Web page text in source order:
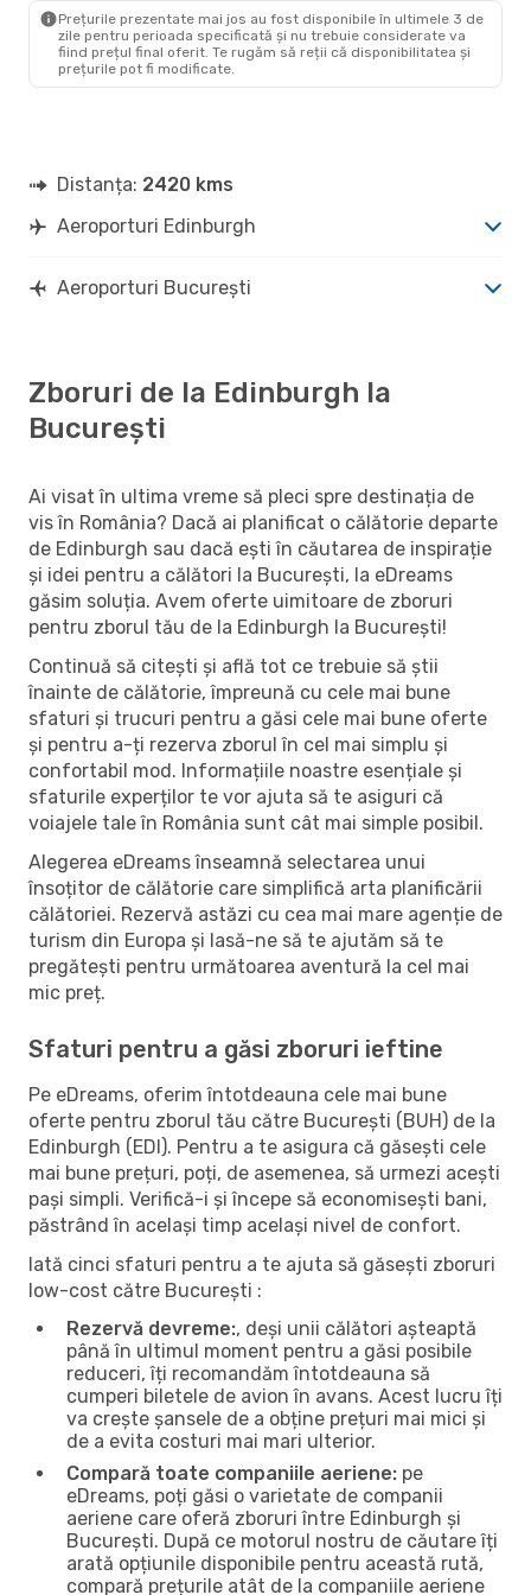
Prețurile prezentate mai jos au fost disponibile în ultimele 3 de
zile pentru perioada specificată și nu trebuie considerate va
fiind prețul final oferit. Te rugăm să reții că disponibilitatea și
prețurile pot fi modificate.
Distanța: 2420 kms
Aeroporturi Edinburgh
Aeroporturi București
Zboruri de la Edinburgh la
București
Ai visat în ultima vreme să pleci spre destinația de
vis în România? Dacă ai planificat o călătorie departe
de Edinburgh sau dacă ești în căutarea de inspirație
și idei pentru a călători la București, la eDreams
găsim soluția. Avem oferte uimitoare de zboruri
pentru zborul tău de la Edinburgh la București!
Continuă să citești și află tot ce trebuie să știi
înainte de călătorie, împreună cu cele mai bune
sfaturi și trucuri pentru a găsi cele mai bune oferte
și pentru a-ți rezerva zborul în cel mai simplu și
confortabil mod. Informațiile noastre esențiale și
sfaturile experților te vor ajuta să te asiguri că
voiajele tale în România sunt cât mai simple posibil.
Alegerea eDreams înseamnă selectarea unui
însoțitor de călătorie care simplifică arta planificării
călătoriei. Rezervă astăzi cu cea mai mare agenție de
turism din Europa și lasă-ne să te ajutăm să te
pregătești pentru următoarea aventură la cel mai
mic preț.
Sfaturi pentru a găsi zboruri ieftine
Pe eDreams, oferim întotdeauna cele mai bune
oferte pentru zborul tău către București (BUH) de la
Edinburgh (EDI). Pentru a te asigura că găsești cele
mai bune prețuri, poți, de asemenea, să urmezi acești
pași simpli. Verifică-i și începe să economisești bani,
păstrând în același timp același nivel de confort.
Iată cinci sfaturi pentru a te ajuta să găsești zboruri
low-cost către București :
Rezervă devreme:, deși unii călători așteaptă
până în ultimul moment pentru a găsi posibile
reduceri, îți recomandăm întotdeauna să
cumperi biletele de avion în avans. Acest lucru îți
va crește șansele de a obține prețuri mai mici și
de a evita costuri mai mari ulterior.
Compară toate companiile aeriene: pe
eDreams, poți găsi o varietate de companii
aeriene care oferă zboruri între Edinburgh și
București. După ce motorul nostru de căutare îți
arată opțiunile disponibile pentru această rută,
compară prețurile atât de la companiile aeriene